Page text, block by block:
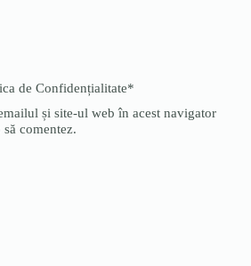
de Confidențialitate*
și site-ul web în acest navigator
comentez.